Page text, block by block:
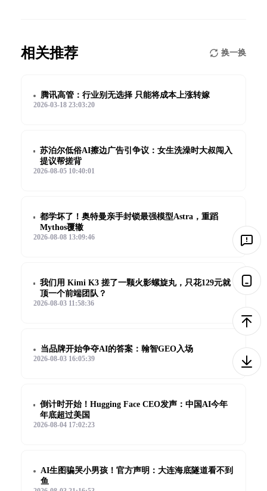
相关推荐 换一换
腾讯高管：行业别无选择 只能将成本上涨转嫁
2026-03-18 23:03:20
苏泊尔低俗AI擦边广告引争议：女生洗澡时大叔闯入
提议帮搓背
2026-08-05 10:40:01
都学坏了！奥特曼亲手封锁最强模型Astra，重蹈
Mythos覆辙
2026-08-08 13:09:46
我们用 Kimi K3 搓了一颗火影螺旋丸，只花129元就
顶一个前端团队？
2026-08-03 11:58:36
当品牌开始争夺AI的答案：翰智GEO入场
2026-08-03 16:05:39
倒计时开始！Hugging Face CEO发声：中国AI今年
年底超过美国
2026-08-04 17:02:23
AI生图骗哭小男孩！官方声明：大连海底隧道看不到
鱼